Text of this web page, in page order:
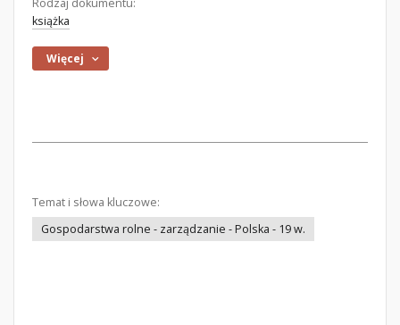
Rodzaj dokumentu:
książka
Więcej
Temat i słowa kluczowe:
Gospodarstwa rolne - zarządzanie - Polska - 19 w.